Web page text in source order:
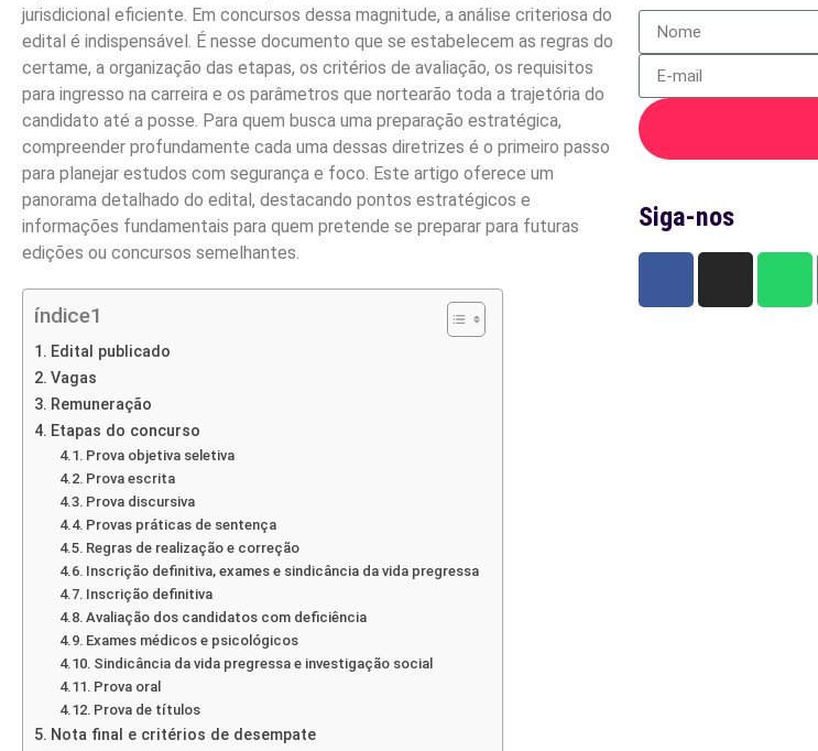
jurisdicional eficiente. Em concursos dessa magnitude, a análise criteriosa do
edital é indispensável. É nesse documento que se estabelecem as regras do
certame, a organização das etapas, os critérios de avaliação, os requisitos
para ingresso na carreira e os parâmetros que nortearão toda a trajetória do
candidato até a posse. Para quem busca uma preparação estratégica,
compreender profundamente cada uma dessas diretrizes é o primeiro passo
para planejar estudos com segurança e foco. Este artigo oferece um
panorama detalhado do edital, destacando pontos estratégicos e
informações fundamentais para quem pretende se preparar para futuras
edições ou concursos semelhantes.
índice1
Edital publicado
Vagas
Remuneração
Etapas do concurso
Prova objetiva seletiva
Prova escrita
Prova discursiva
Provas práticas de sentença
Regras de realização e correção
Inscrição definitiva, exames e sindicância da vida pregressa
Inscrição definitiva
Avaliação dos candidatos com deficiência
Exames médicos e psicológicos
Sindicância da vida pregressa e investigação social
Prova oral
Prova de títulos
Nota final e critérios de desempate
Siga-nos